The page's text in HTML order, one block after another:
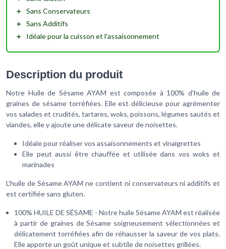
＋ Sans Conservateurs
＋ Sans Additifs
＋
Idéale pour la cuisson et l'assaisonnement
Description du produit
Notre Huile de Sésame AYAM est composée à 100% d'huile de
graines de sésame torréfiées. Elle est délicieuse pour agrémenter
vos salades et crudités, tartares, woks, poissons, légumes sautés et
viandes, elle y ajoute une délicate saveur de noisettes.
Idéale pour réaliser vos assaisonnements et vinaigrettes
Elle peut aussi être chauffée et utilisée dans vos woks et
marinades
L'huile de Sésame AYAM ne contient ni conservateurs ni additifs et
est certifiée sans gluten.
100% HUILE DE SÉSAME - Notre huile Sésame AYAM est réalisée
à partir de graines de Sésame soigneusement sélectionnées et
délicatement torréfiées afin de réhausser la saveur de vos plats.
Elle apporte un goût unique et subtile de noisettes grillées.